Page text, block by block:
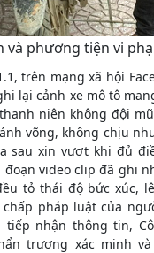
và phương tiện vi
trên mạng xã hội
lại cảnh xe mô tô
niên không đội
võng, không chịu
sau xin vượt khi đủ
đoạn video clip đã ghi
tỏ thái độ bức xúc,
pháp luật của
tiếp nhận thông tin,
trương xác minh